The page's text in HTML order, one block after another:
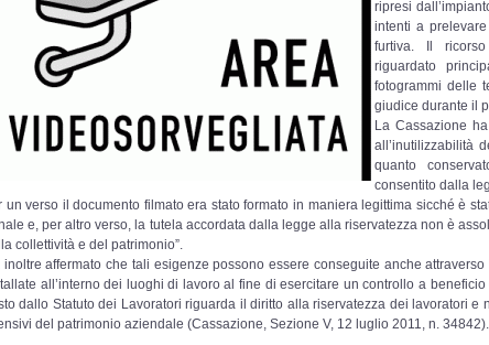
ripresi
intenti a
furtiva. Il
riguardato
fotogrammi delle
giudice durante il
La Cassazione
all’inutilizzabilità
quanto
consentito dalla
un verso il documento filmato era stato formato in maniera legittima sicché è
e, per altro verso, la tutela accordata dalla legge alla riservatezza non è
collettività e del patrimonio”.
inoltre affermato che tali esigenze possono essere conseguite anche
all’interno dei luoghi di lavoro al fine di esercitare un controllo a
dallo Statuto dei Lavoratori riguarda il diritto alla riservatezza dei lavoratori e
del patrimonio aziendale (Cassazione, Sezione V, 12 luglio 2011, n. 34842).